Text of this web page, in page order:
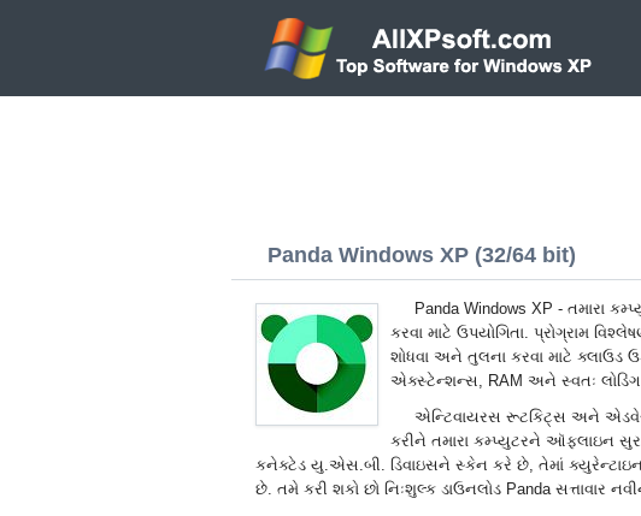
Panda Windows XP (32/64 bit)
Panda Windows XP - તમારા
કરવા માટે ઉપયોગિતા. પ્રોગ્રામ
શોધવા અને તુલના કરવા માટે ક્લાઉડ
એક્સ્ટેન્શન્સ, RAM અને સ્વતઃ
એન્ટિવાયરસ રૂટકિટ્સ અને
કરીને તમારા કમ્પ્યુટરને ઑફલાઇન
કનેક્ટેડ યુ.એસ.બી. ડિવાઇસને સ્કેન કરે છે, તેમાં
છે. તમે કરી શકો છો નિઃશુલ્ક ડાઉનલોડ Panda સત્તાવાર